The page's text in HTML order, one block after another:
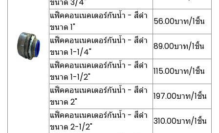
แฟ็คคอนเนคเตอร์กันน้ำ - สีดำ
ขนาด 1"
56.00บาท/1ชิ้น
แฟ็คคอนเนคเตอร์กันน้ำ - สีดำ
ขนาด 1-1/4"
89.00บาท/1ชิ้น
แฟ็คคอนเนคเตอร์กันน้ำ - สีดำ
ขนาด 1-1/2"
115.00บาท/1ชิ้น
แฟ็คคอนเนคเตอร์กันน้ำ - สีดำ
ขนาด 2"
197.00บาท/1ชิ้น
แฟ็คคอนเนคเตอร์กันน้ำ - สีดำ
ขนาด 2-1/2"
310.00บาท/1ชิ้น